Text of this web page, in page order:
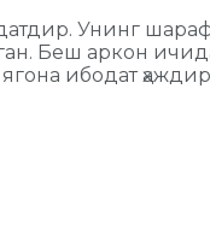
Унинг
Беш аркон
ибодат